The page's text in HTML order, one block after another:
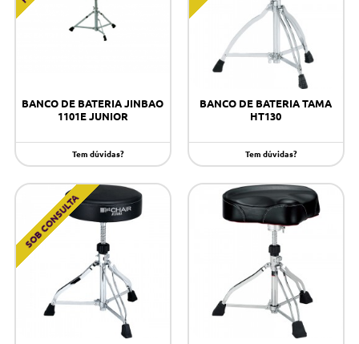
BANCO DE BATERIA JINBAO
1101E JUNIOR
Tem dúvidas?
BANCO DE BATERIA TAMA
HT130
Tem dúvidas?
SOB CONSULTA